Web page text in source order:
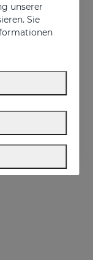
Warenkorb
unserer
Sie